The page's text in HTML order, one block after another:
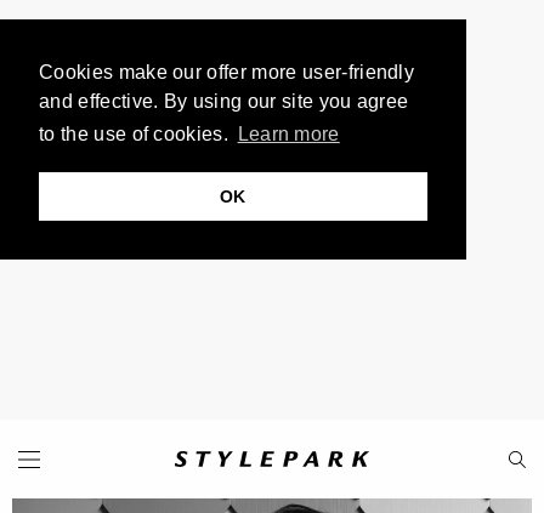
Cookies make our offer more user-friendly
and effective. By using our site you agree
to the use of cookies.
Learn more
OK